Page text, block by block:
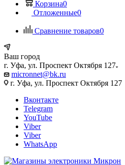
Корзина0
Отложенные0
Сравнение товаров0
Ваш город
г. Уфа, ул. Проспект Октября 127
micronnet@bk.ru
г. Уфа, ул. Проспект Октября 127
Вконтакте
Telegram
YouTube
Viber
Viber
WhatsApp